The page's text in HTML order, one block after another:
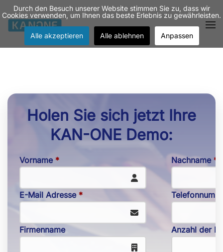
Zum Hauptinhalt springen
Holen Sie sich jetzt Ihre
KAN-ONE Demo:
Vorname* Nachname*
E-Mail Adresse*
Firmenname Anzahl der
Durch den Besuch unserer Website stimmen Sie zu, dass wir
Cookies verwenden, um Ihnen das beste Erlebnis zu gewährleisten.
Alle akzeptieren Alle ablehnen Anpassen